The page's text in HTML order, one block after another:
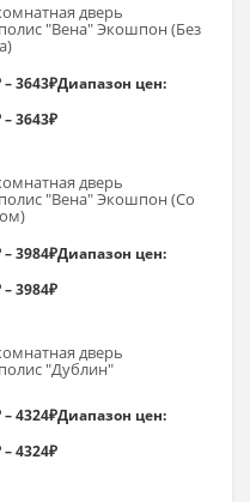
дверь
"Вена" Экошпон (Без
–3643₽Диапазон цен:
– 3643₽
дверь
"Вена" Экошпон (Со
–3984₽Диапазон цен:
– 3984₽
дверь
"Дублин"
–4324₽Диапазон цен:
– 4324₽